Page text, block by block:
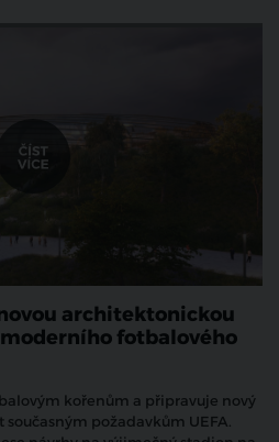
architektonickou
fotbalového
kořenům a připravuje nový
požadavkům UEFA.